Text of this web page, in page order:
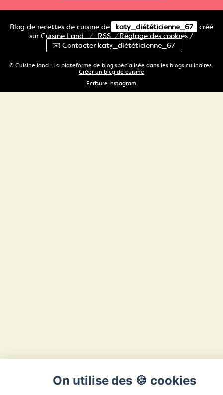
On utilise des 🍪 cookies
Blog de recettes de cuisine de katy_diététicienne_67
créé
surCuisine Land ⁄ RSS ⁄Réglage des cookies /
✉️ Contacter katy_diététicienne_67
© Cuisine.land : La plateforme de blog spécialisée dans les blogs culinaires.
Créer un blog de cuisine
Ecriture Instagram